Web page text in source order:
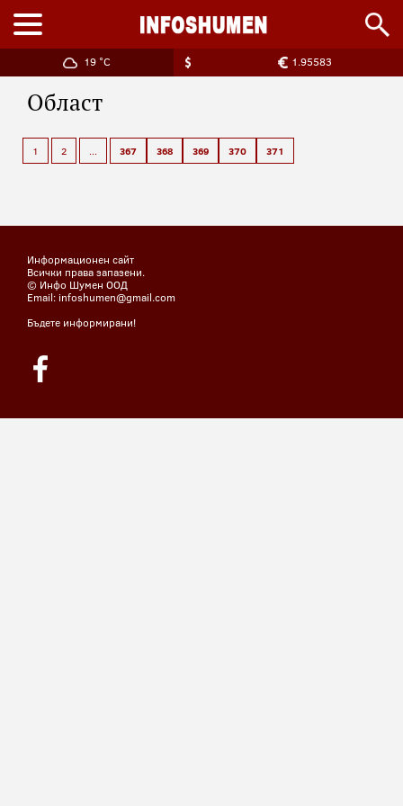
19 °C 1.95583
Област
1 2 ... 367 368 369 370 371
Информационен сайт
Всички права запазени.
© Инфо Шумен ООД
Email: infoshumen@gmail.com
Бъдете информирани!